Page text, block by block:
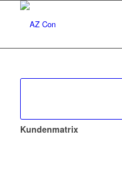
Kundenmatrix